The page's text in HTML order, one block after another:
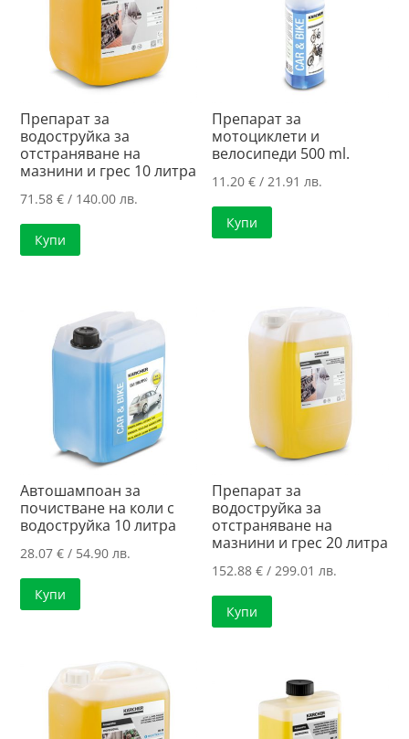
Препарат за
водоструйка за
отстраняване на
мазнини и грес 10 литра
71.58€ / 140.00 лв.
Купи
Препарат за
мотоциклети и
велосипеди 500 ml.
11.20€ / 21.91 лв.
Купи
Автошампоан за
почистване на коли с
водоструйка 10 литра
28.07€ / 54.90 лв.
Купи
Препарат за
водоструйка за
отстраняване на
мазнини и грес 20 литра
152.88€ / 299.01 лв.
Купи